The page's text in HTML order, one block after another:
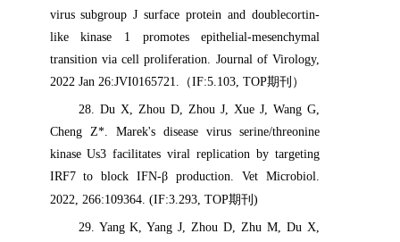
virus subgroup J surface protein and doublecortin-
like kinase 1 promotes epithelial-mesenchymal
transition via cell proliferation. Journal of Virology,
2022 Jan 26:JVI0165721. （IF:5.103, TOP期刊）
28. Du X, Zhou D, Zhou J, Xue J, Wang G,
Cheng Z*. Marek's disease virus serine/threonine
kinase Us3 facilitates viral replication by targeting
IRF7 to block IFN-β production. Vet Microbiol.
2022, 266:109364. (IF:3.293, TOP期刊 )
29. Yang K, Yang J, Zhou D, Zhu M, Du X,